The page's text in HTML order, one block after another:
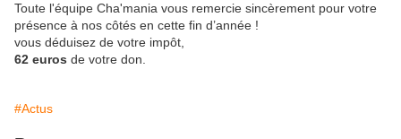
Toute l'équipe Cha'mania vous remercie sincèrement pour votre
présence à nos côtés en cette fin d’année !
vous déduisez de votre impôt,
62 euros de votre don.
#Actus